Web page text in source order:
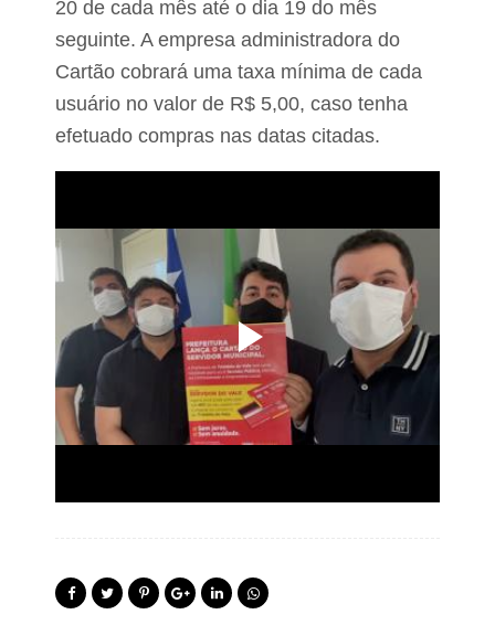
20 de cada mês até o dia 19 do mês
seguinte. A empresa administradora do
Cartão cobrará uma taxa mínima de cada
usuário no valor de R$ 5,00, caso tenha
efetuado compras nas datas citadas.